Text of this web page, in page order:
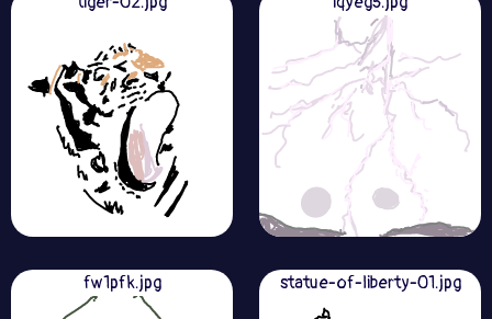
fw1pfk.jpg statue-of-liberty-01.jpg